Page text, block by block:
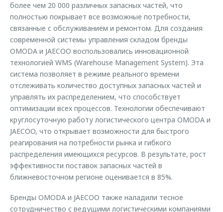
более чем 20 000 различных запасных частей, что
полностью покрывает все возможные потребности,
связанные с обслуживанием и ремонтом. Для создания
современной системы управления складом бренды
OMODA и JAECOO воспользовались инновационной
технологией WMS (Warehouse Management System). Эта
система позволяет в режиме реального времени
отслеживать количество доступных запасных частей и
управлять их распределением, что способствует
оптимизации всех процессов. Технологии обеспечивают
круглосуточную работу логистического центра OMODA и
JAECOO, что открывает возможности для быстрого
реагирования на потребности рынка и гибкого
распределения имеющихся ресурсов. В результате, рост
эффективности поставок запасных частей в
ближневосточном регионе оценивается в 85%.
Бренды OMODA и JAECOO также наладили тесное
сотрудничество с ведущими логистическими компаниями